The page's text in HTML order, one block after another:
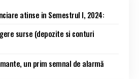
atinse in Semestrul I, 2024:
surse (depozite si conturi
un prim semnal de alarmă